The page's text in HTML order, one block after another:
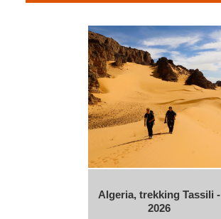
Algeria, trekking Tassili -
2026